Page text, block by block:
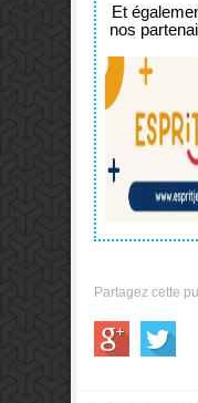
Et
nos
Partagez cette